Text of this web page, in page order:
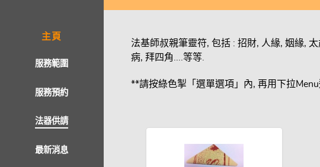
主頁
服務範圍
服務預約
法器供請
最新消息
法基師叔親筆靈符, 包括 : 招財, 人緣, 姻緣,
病, 拜四角....等等.
**請按綠色掣「選單選項」內, 再用下拉